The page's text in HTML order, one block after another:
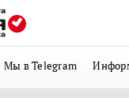
Мы в Telegram